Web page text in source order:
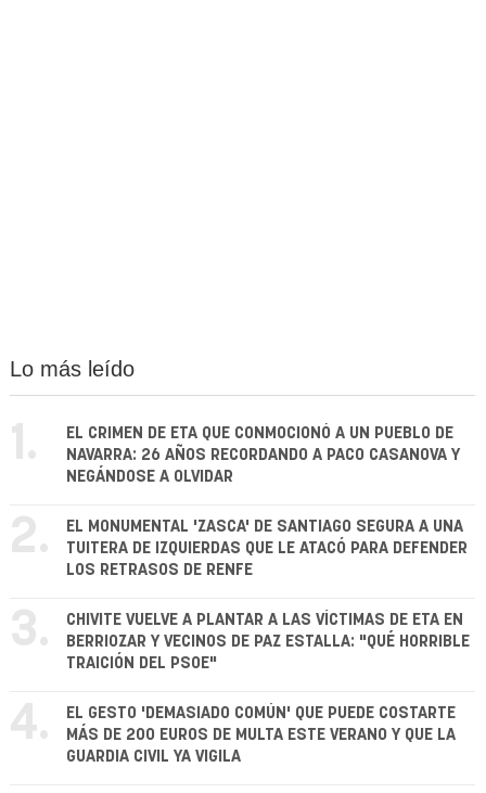
Lo más leído
1.
EL CRIMEN DE ETA QUE CONMOCIONÓ A UN PUEBLO DE
NAVARRA: 26 AÑOS RECORDANDO A PACO CASANOVA Y
NEGÁNDOSE A OLVIDAR
2.
EL MONUMENTAL 'ZASCA' DE SANTIAGO SEGURA A UNA
TUITERA DE IZQUIERDAS QUE LE ATACÓ PARA DEFENDER
LOS RETRASOS DE RENFE
3.
CHIVITE VUELVE A PLANTAR A LAS VÍCTIMAS DE ETA EN
BERRIOZAR Y VECINOS DE PAZ ESTALLA: "QUÉ HORRIBLE
TRAICIÓN DEL PSOE"
4.
EL GESTO 'DEMASIADO COMÚN' QUE PUEDE COSTARTE
MÁS DE 200 EUROS DE MULTA ESTE VERANO Y QUE LA
GUARDIA CIVIL YA VIGILA